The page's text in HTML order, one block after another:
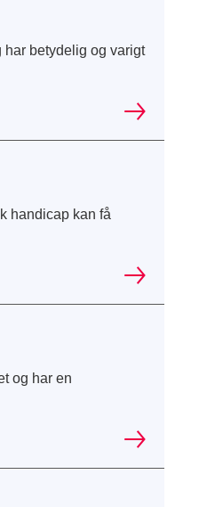
har betydelig og varigt
handicap kan få
og har en